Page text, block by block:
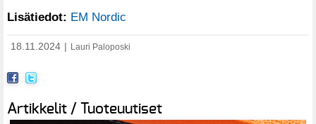
Lisätiedot: EM Nordic
18.11.2024 Lauri Paloposki
Artikkelit / Tuoteuutiset